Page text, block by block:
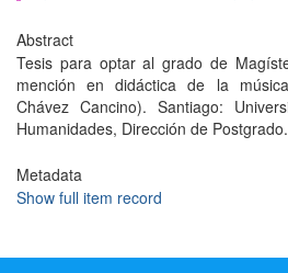
Abstract
Tesis para optar al grado de
mención en didáctica de la
Chávez Cancino). Santiago:
Humanidades, Dirección de Postgrado.
Metadata
Show full item record